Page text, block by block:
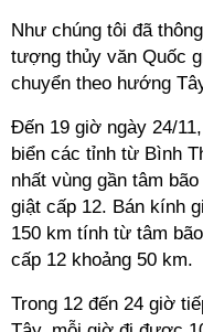
Như chúng tôi đã
tượng thủy văn Quốc
chuyển theo hướng
Đến 19 giờ ngày 24/
biển các tỉnh từ Bình
nhất vùng gần tâm
giật cấp 12. Bán kính
150 km tính từ tâm
cấp 12 khoảng 50 km.
Trong 12 đến 24 giờ